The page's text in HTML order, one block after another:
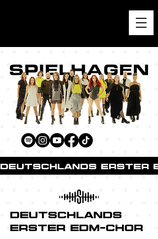
DEUTSCHLANDS ERSTER
DEUTSCHLANDS
ERSTER EDM-CHOR